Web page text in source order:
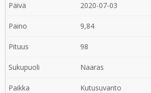
2020-07-03
9,84
98
Naaras
Kutusuvanto